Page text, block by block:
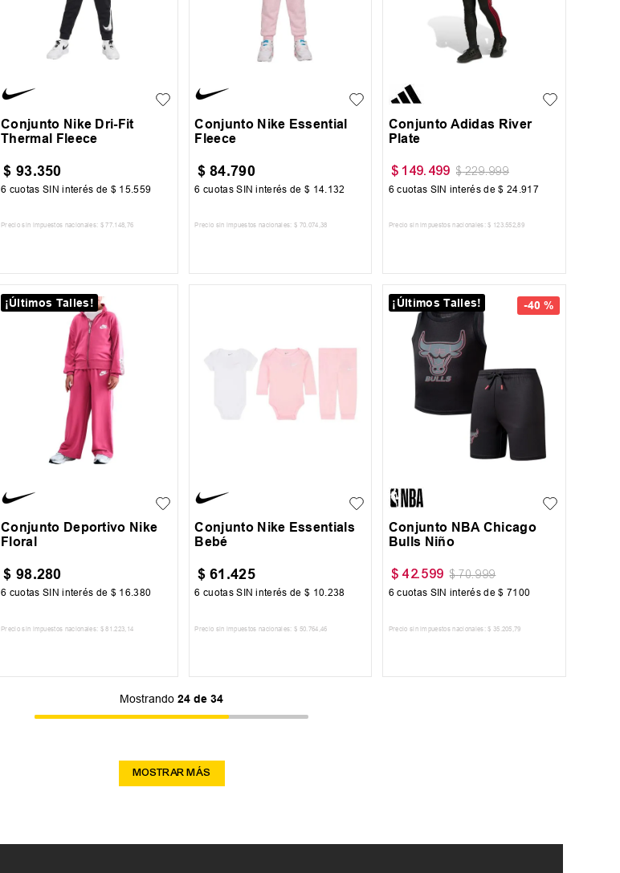
6
Conjunto Nike Dri-Fit
Thermal Fleece
$ 93.350
6 cuotas SIN interés de $ 15 .559
Precio sin impuestos nacionales: $ 77.148,76
Conjunto Nike Essential
Fleece
$ 84.790
6 cuotas SIN interés de$ 14 132
Precio sin impuestos nacionales: $ 70.074 ,38
Conjunto Adidas River
Plate
$ 149. 499 $ 229.999
6 cuotas SIN interés de$ 24 917
Precio sin impuestos nacionales: $ 123.552,89
¡Últimos Talles!
6
Conjunto Deportivo Nike
Floral
$ 98.280
6 cuotas SIN interés de $ 16 .380
Precio sin impuestos nacionales: $ 81 .223 14
Conjunto Nike Essentials
Bebé
$ 61 .425
6 cuotas SIN interés de$ 10 238
Precio sin impuestos nacionales: $ 50 764 46
-40 %
¡Últimos Talles!
Conjunto NBA Chicago
Bulls Niño
$ 42.599 $ 70.999
6 cuotas SIN interés de$ 7100
Precio sin impuestos nacionales: $ 35 205 ,79
Mostrando24 de 34
MOSTRAR MÁS